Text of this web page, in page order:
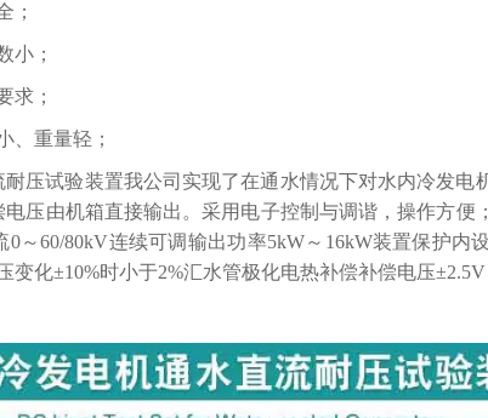
；
小；
求；
、重量轻；
压试验装置我公司实现了在通水情况下对水内冷发电
压由机箱直接输出。采用电子控制与调谐，操作方便
～60/80kV连续可调输出功率5kW～16kW装置保护内
变化±10%时小于2%汇水管极化电热补偿补偿电压±2.5V